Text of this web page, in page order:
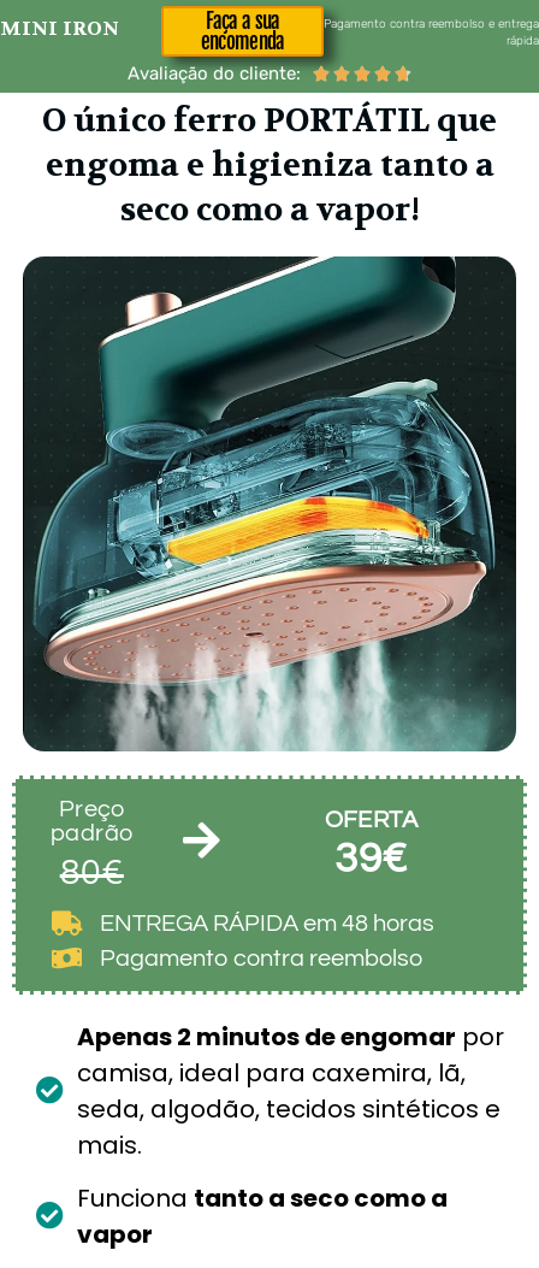
MINI IRON
Faça a sua
encomenda
Pagamento contra reembolso e entrega
rápida
Avaliação do cliente:     
O único ferro PORTÁTIL que
engoma e higieniza tanto a
seco como a vapor!
Preço
padrão
80€
OFERTA
39€
ENTREGA RÁPIDA em 48 horas
Pagamento contra reembolso
Apenas 2 minutos de engomar por
camisa, ideal para caxemira, lã,
seda, algodão, tecidos sintéticos e
mais.
Funciona tanto a seco como a
vapor